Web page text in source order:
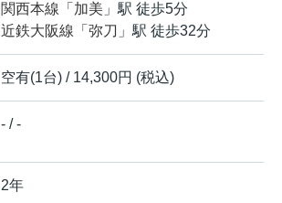
関西本線 「 加美 」駅 徒歩5分
近鉄大阪線 「 弥刀 」駅 徒歩32分
空有(1台) / 14,300円 (税込)
- / -
2年